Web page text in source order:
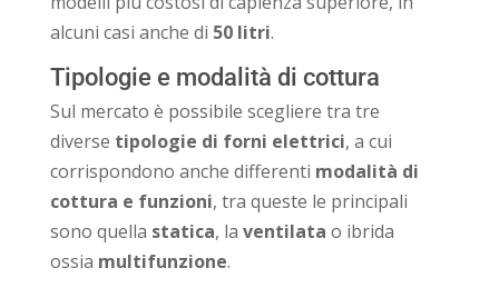
alcuni casi anche di 50 litri.
Tipologie e modalità di cottura
Sul mercato è possibile scegliere tra tre
diverse tipologie di forni elettrici, a cui
corrispondono anche differenti modalità di
cottura e funzioni, tra queste le principali
sono quella statica, la ventilata o ibrida
ossia multifunzione.